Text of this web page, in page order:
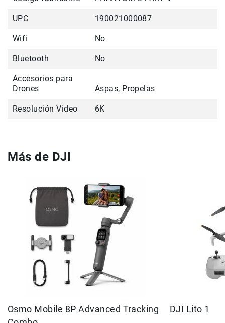
Mochilas
Maletas
protectores
Accesorios
para
Correas
para
Fotografía
Empuñadora
Grip
Kits
Tripiés
y
Monopiés
Cabeza
Accesorios
UPC 190021000087
Wifi No
Bluetooth No
Accesorios para
Drones
Aspas, Propelas
Resolución Video 6K
Más de DJI
Osmo Mobile 8P Advanced Tracking
DJI Lito 1